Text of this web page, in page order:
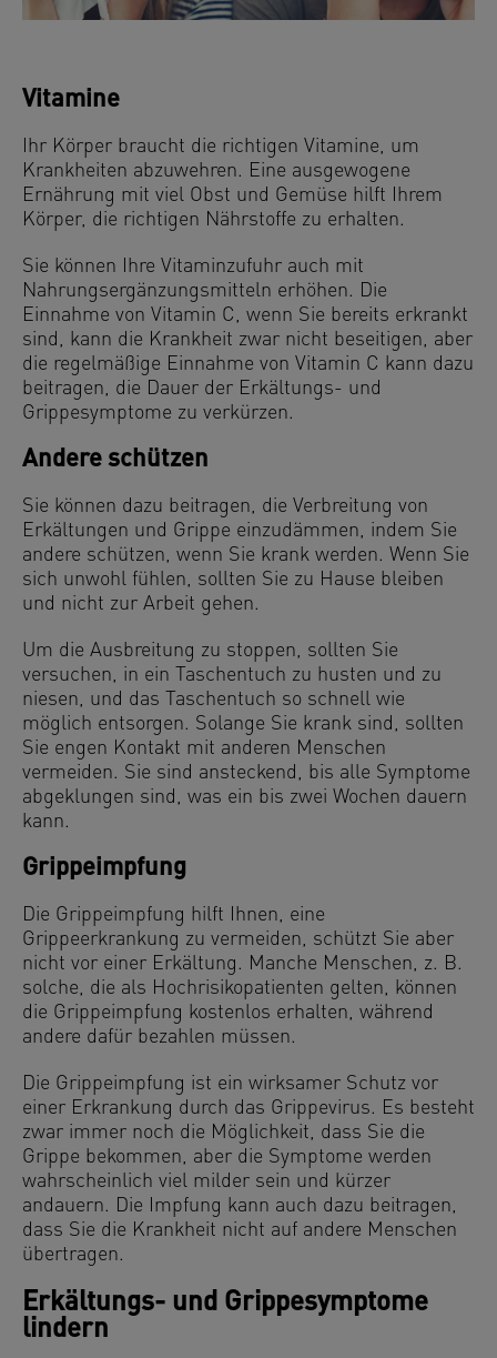
Vitamine
Ihr Körper braucht die richtigen Vitamine, um
Krankheiten abzuwehren. Eine ausgewogene
Ernährung mit viel Obst und Gemüse hilft Ihrem
Körper, die richtigen Nährstoffe zu erhalten.
Sie können Ihre Vitaminzufuhr auch mit
Nahrungsergänzungsmitteln erhöhen. Die
Einnahme von Vitamin C, wenn Sie bereits erkrankt
sind, kann die Krankheit zwar nicht beseitigen, aber
die regelmäßige Einnahme von Vitamin C kann dazu
beitragen, die Dauer der Erkältungs- und
Grippesymptome zu verkürzen.
Andere schützen
Sie können dazu beitragen, die Verbreitung von
Erkältungen und Grippe einzudämmen, indem Sie
andere schützen, wenn Sie krank werden. Wenn Sie
sich unwohl fühlen, sollten Sie zu Hause bleiben
und nicht zur Arbeit gehen.
Um die Ausbreitung zu stoppen, sollten Sie
versuchen, in ein Taschentuch zu husten und zu
niesen, und das Taschentuch so schnell wie
möglich entsorgen. Solange Sie krank sind, sollten
Sie engen Kontakt mit anderen Menschen
vermeiden. Sie sind ansteckend, bis alle Symptome
abgeklungen sind, was ein bis zwei Wochen dauern
kann.
Grippeimpfung
Die Grippeimpfung hilft Ihnen, eine
Grippeerkrankung zu vermeiden, schützt Sie aber
nicht vor einer Erkältung. Manche Menschen, z. B.
solche, die als Hochrisikopatienten gelten, können
die Grippeimpfung kostenlos erhalten, während
andere dafür bezahlen müssen.
Die Grippeimpfung ist ein wirksamer Schutz vor
einer Erkrankung durch das Grippevirus. Es besteht
zwar immer noch die Möglichkeit, dass Sie die
Grippe bekommen, aber die Symptome werden
wahrscheinlich viel milder sein und kürzer
andauern. Die Impfung kann auch dazu beitragen,
dass Sie die Krankheit nicht auf andere Menschen
übertragen.
Erkältungs- und Grippesymptome
lindern